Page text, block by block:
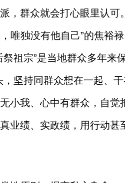
，群众就会打心眼里认
唯独没有他自己”的焦裕
祖宗”是当地群众多年来
坚持同群众想在一起、
我、心中有群众，自觉
业绩、实政绩，用行动